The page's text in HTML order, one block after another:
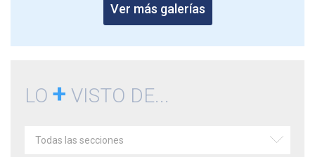
Ver más galerías
LO + VISTO DE...
Todas las secciones